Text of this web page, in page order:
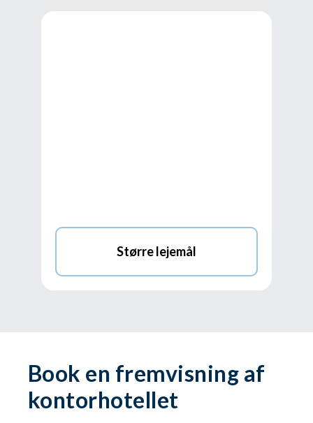
Større lejemål
Book en fremvisning af
kontorhotellet